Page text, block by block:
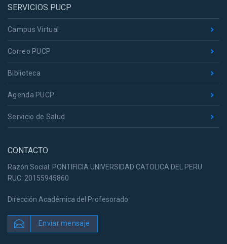
SERVICIOS PUCP
Campus Virtual
Correo PUCP
Biblioteca
Agenda PUCP
Servicio de Salud
CONTACTO
Razón Social: PONTIFICIA UNIVERSIDAD CATOLICA DEL PERU
RUC: 20155945860
Dirección Académica del Profesorado
Enviar mensaje